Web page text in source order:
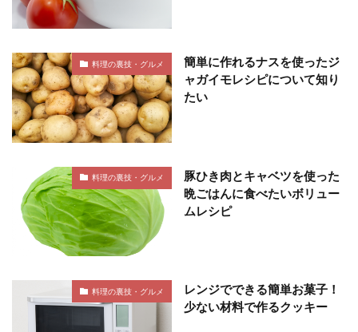
料理の裏技・グルメ
簡単に作れるナスを使ったジ
ャガイモレシピについて知り
たい
料理の裏技・グルメ
豚ひき肉とキャベツを使った
晩ごはんに食べたいボリュー
ムレシピ
料理の裏技・グルメ
レンジでできる簡単お菓子！
少ない材料で作るクッキー